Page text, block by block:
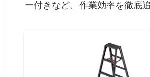
ー付きなど、作業効率を徹底